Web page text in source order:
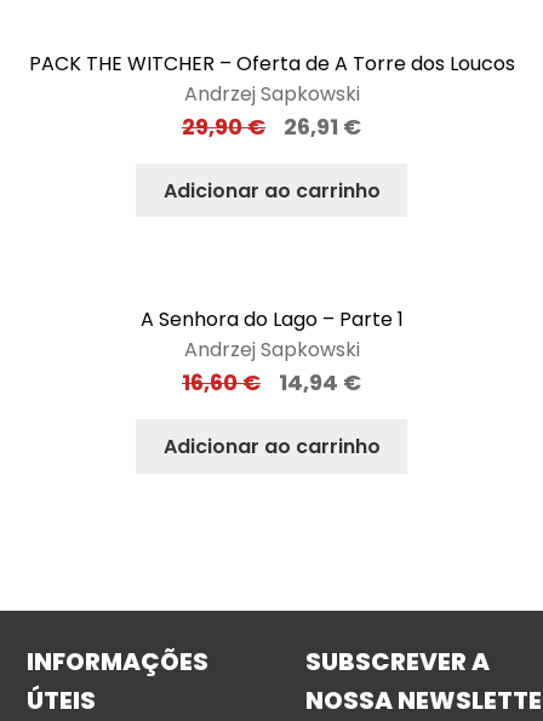
PACK THE WITCHER – Oferta de A Torre dos Loucos
Andrzej Sapkowski
29,90€ 26,91 €
Adicionar ao carrinho
A Senhora do Lago – Parte 1
Andrzej Sapkowski
16,60€ 14,94 €
Adicionar ao carrinho
INFORMAÇÕES
ÚTEIS
SUBSCREVER A
NOSSA